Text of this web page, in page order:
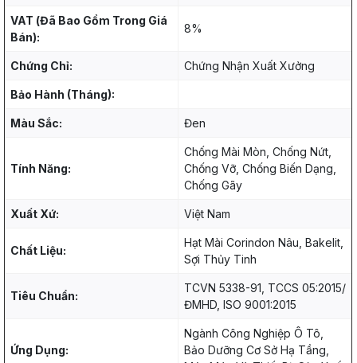
VAT (Đã Bao Gồm Trong Giá
Bán):
8%
Chứng Chỉ: Chứng Nhận Xuất Xưởng
Bảo Hành (Tháng):
Màu Sắc: Đen
Tính Năng:
Chống Mài Mòn, Chống Nứt,
Chống Vỡ, Chống Biến Dạng,
Chống Gãy
Xuất Xứ: Việt Nam
Chất Liệu:
Hạt Mài Corindon Nâu, Bakelit,
Sợi Thủy Tinh
Tiêu Chuẩn:
TCVN 5338-91, TCCS 05:2015/
ĐMHD, ISO 9001:2015
Ứng Dụng:
Ngành Công Nghiệp Ô Tô,
Bảo Dưỡng Cơ Sở Hạ Tầng,